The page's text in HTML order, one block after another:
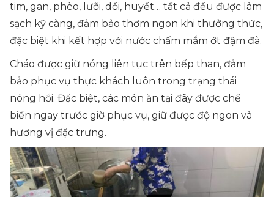
tim, gan, phèo, lưỡi, dồi, huyết… tất cả đều được làm
sạch kỹ càng, đảm bảo thơm ngon khi thưởng thức,
đặc biệt khi kết hợp với nước chấm mắm ớt đậm đà.
Cháo được giữ nóng liên tục trên bếp than, đảm
bảo phục vụ thực khách luôn trong trạng thái
nóng hổi. Đặc biệt, các món ăn tại đây được chế
biến ngay trước giờ phục vụ, giữ được độ ngon và
hương vị đặc trưng.